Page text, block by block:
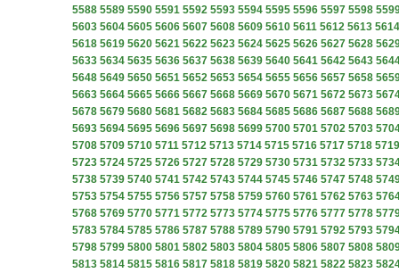
5588 5589 5590 5591 5592 5593 5594 5595 5596 5597 5598
5603 5604 5605 5606 5607 5608 5609 5610 5611 5612 5613 5614
5618 5619 5620 5621 5622 5623 5624 5625 5626 5627 5628
5633 5634 5635 5636 5637 5638 5639 5640 5641 5642 5643
5648 5649 5650 5651 5652 5653 5654 5655 5656 5657 5658
5663 5664 5665 5666 5667 5668 5669 5670 5671 5672 5673
5678 5679 5680 5681 5682 5683 5684 5685 5686 5687 5688
5693 5694 5695 5696 5697 5698 5699 5700 5701 5702 5703
5708 5709 5710 5711 5712 5713 5714 5715 5716 5717 5718 5719
5723 5724 5725 5726 5727 5728 5729 5730 5731 5732 5733
5738 5739 5740 5741 5742 5743 5744 5745 5746 5747 5748
5753 5754 5755 5756 5757 5758 5759 5760 5761 5762 5763
5768 5769 5770 5771 5772 5773 5774 5775 5776 5777 5778
5783 5784 5785 5786 5787 5788 5789 5790 5791 5792 5793
5798 5799 5800 5801 5802 5803 5804 5805 5806 5807 5808
5813 5814 5815 5816 5817 5818 5819 5820 5821 5822 5823